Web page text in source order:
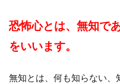
恐怖心とは、無知で
をいいます。
無知とは、何も知らない、